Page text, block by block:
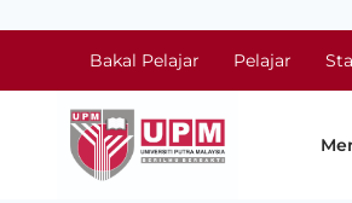
Bakal Pelajar Pelajar